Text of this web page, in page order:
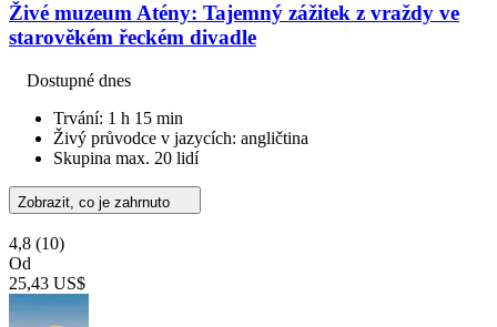
Živé muzeum Atény: Tajemný zážitek z vraždy ve
starověkém řeckém divadle
Dostupné dnes
Trvání: 1 h 15 min
Živý průvodce v jazycích: angličtina
Skupina max. 20 lidí
Zobrazit, co je zahrnuto
4,8 (10)
Od
25,43 US$